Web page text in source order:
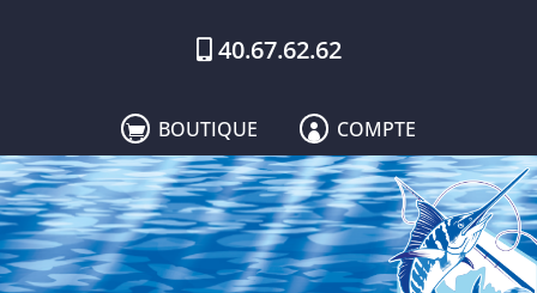
40.67.62.62
 BOUTIQUE  COMPTE